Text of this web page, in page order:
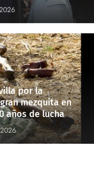
por la
mezquita en
años de lucha